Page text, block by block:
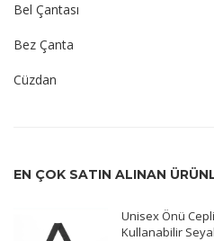
Bel Çantası
Bez Çanta
Cüzdan
EN ÇOK SATIN ALINAN
Unisex Önü
Kullanabilir